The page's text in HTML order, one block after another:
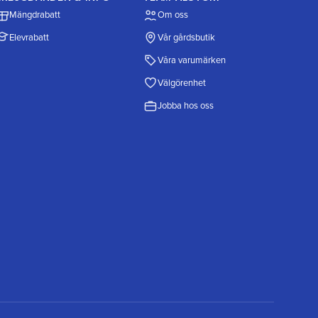
Mängdrabatt
Elevrabatt
Om oss
Vår gårdsbutik
Våra varumärken
Välgörenhet
Jobba hos oss